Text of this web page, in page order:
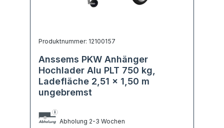
Produktnummer: 12100157
Anssems PKW Anhänger
Hochlader Alu PLT 750 kg,
Ladefläche 2,51 x 1,50 m
ungebremst
Abholung 2-3 Wochen